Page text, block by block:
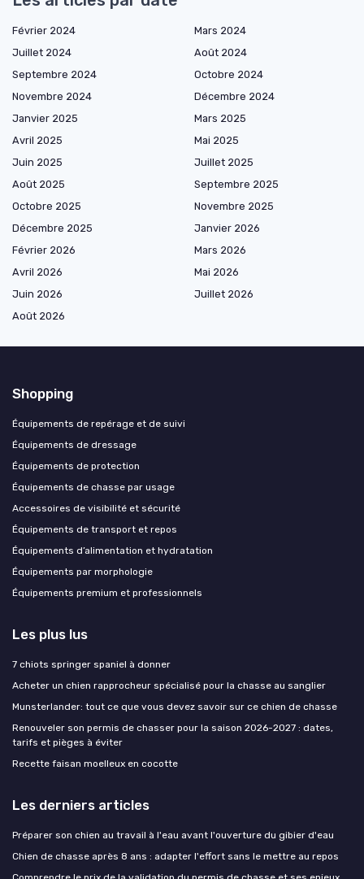
Février 2024
Mars 2024
Juillet 2024
Août 2024
Septembre 2024
Octobre 2024
Novembre 2024
Décembre 2024
Janvier 2025
Mars 2025
Avril 2025
Mai 2025
Juin 2025
Juillet 2025
Août 2025
Septembre 2025
Octobre 2025
Novembre 2025
Décembre 2025
Janvier 2026
Février 2026
Mars 2026
Avril 2026
Mai 2026
Juin 2026
Juillet 2026
Août 2026
Shopping
Équipements de repérage et de suivi
Équipements de dressage
Équipements de protection
Équipements de chasse par usage
Accessoires de visibilité et sécurité
Équipements de transport et repos
Équipements d’alimentation et hydratation
Équipements par morphologie
Équipements premium et professionnels
Les plus lus
7 chiots springer spaniel à donner
Acheter un chien rapprocheur spécialisé pour la chasse au sanglier
Munsterlander: tout ce que vous devez savoir sur ce chien de chasse
Renouveler son permis de chasser pour la saison 2026-2027 : dates,
tarifs et pièges à éviter
Recette faisan moelleux en cocotte
Les derniers articles
Préparer son chien au travail à l'eau avant l'ouverture du gibier d'eau
Chien de chasse après 8 ans : adapter l'effort sans le mettre au repos